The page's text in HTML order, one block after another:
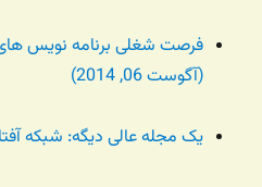
فرصت شغلی برنامه نویس
(آگوست 06, 2014)
یک مجله عالی دیگه: شبکه آفتاب -